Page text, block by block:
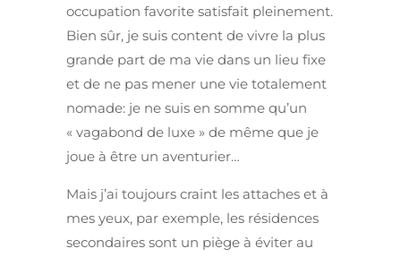
occupation favorite satisfait pleinement.
Bien sûr, je suis content de vivre la plus
grande part de ma vie dans un lieu fixe
et de ne pas mener une vie totalement
nomade: je ne suis en somme qu’un
« vagabond de luxe » de même que je
joue à être un aventurier…
Mais j’ai toujours craint les attaches et à
mes yeux, par exemple, les résidences
secondaires sont un piège à éviter au